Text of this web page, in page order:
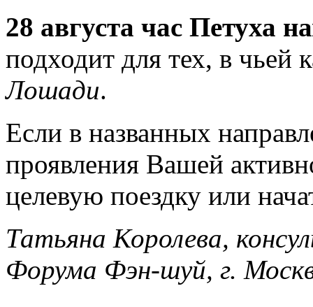
28 августа час Петуха
подходит для тех, в чьей
Лошади.
Если в названных
проявления Вашей
целевую поездку или
Татьяна Королева,
Форума Фэн-шуй, г.